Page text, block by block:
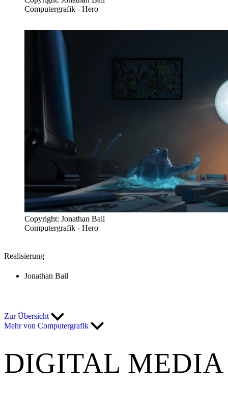
Computergrafik - Hero
Copyright: Jonathan Bail
Computergrafik - Hero
Realisierung
Jonathan Bail
Zur Übersicht
Mehr von Computergrafik
DIGITAL MEDIA